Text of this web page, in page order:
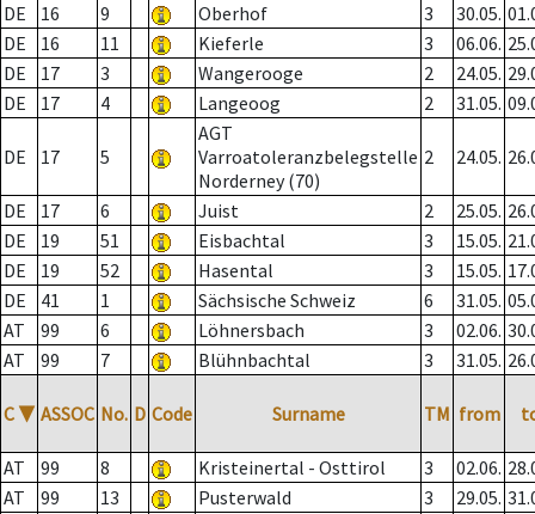
DE
16 9 Oberhof 3 30.05.
DE
16 11 Kieferle 3 06.06.
DE
17 3 Wangerooge 2 24.05.
DE
17 4 Langeoog 2 31.05.
DE 17 5
AGT
Varroatoleranzbelegstelle
Norderney (70)
2 24.05.
DE 17 6 Juist 2 25.05.
DE
19 51 Eisbachtal 3 15.05.
DE
19 52 Hasental 3 15.05.
DE
41 1 Sächsische Schweiz 6 31.05.
AT
99 6 Löhnersbach 3 02.06.
AT
99 7 Blühnbachtal 3 31.05.
C ▼ ASSOC No. D Code Surname TM from
AT 99 8 Kristeinertal - Osttirol 3 02.06.
AT
99 13 Pusterwald 3 29.05.